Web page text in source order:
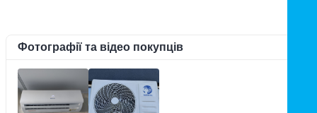
Фотографії та відео покупців